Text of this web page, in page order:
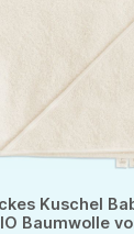
Kuschel
Baumwolle